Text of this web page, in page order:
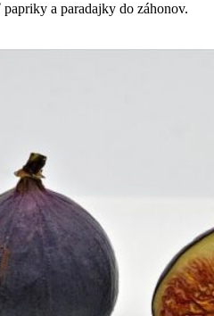
a paradajky do záhonov.